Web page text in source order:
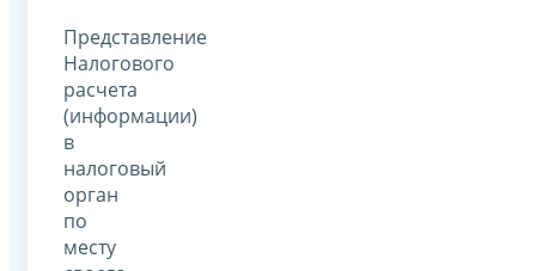
Представление
Налогового
расчета
(информации)
в
налоговый
орган
по
месту